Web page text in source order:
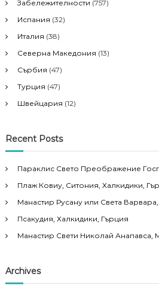
Забележителности (757)
Испания (32)
Италия (38)
Северна Македония (13)
Сърбия (47)
Турция (47)
Швейцария (12)
Recent Posts
Параклис Свето Преображение
Плаж Ковиу, Ситония, Халкидики,
Манастир Русану или Света
Псакудия, Халкидики, Гърция
Манастир Свети Николай Анапавса,
Archives